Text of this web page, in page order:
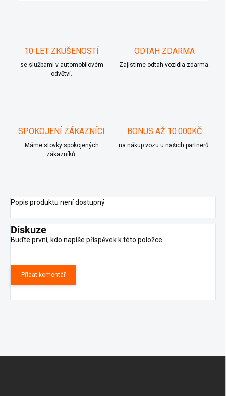
10 LET ZKUŠENOSTÍ
se službami v automobilovém
odvětví.
ODTAH ZDARMA
Zajistíme odtah vozidla zdarma.
SPOKOJENÍ ZÁKAZNÍCI
Máme stovky spokojených
zákazníků.
BONUS AŽ 10.000KČ
na nákup vozu u našich partnerů.
Popis produktu není dostupný
Diskuze
Buďte první, kdo napíše příspěvek k této položce.
Přidat komentář